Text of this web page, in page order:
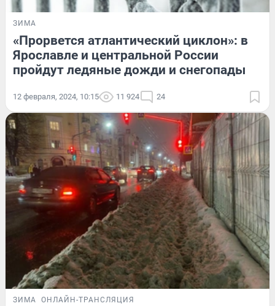
ЗИМА
«Прорвется атлантический циклон»: в
Ярославле и центральной России
пройдут ледяные дожди и снегопады
12 февраля, 2024, 10:15 11 924 24
ЗИМА ОНЛАЙН-ТРАНСЛЯЦИЯ